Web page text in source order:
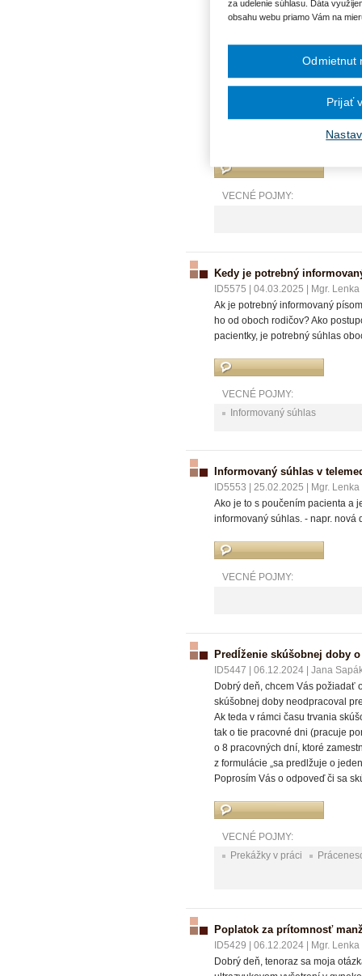
bodu 3. zákona č. 577/
ZS na UPS)?
Ako by sme mali vykladať
za služby súvisiace s
pohotovostnej služby a
konkrétnej ambulancie UPS,
konkrétnej ambulancii?
STAROSTLIVOSTI ako aj v
VECNÉ POJMY:
Kedy je potrebný
ID5575 04.03.2025
Mgr.
Ak je potrebný informovaný
ho od oboch rodičov? Ako
pacientky, je potrebný súhlas
VECNÉ POJMY:
Informovaný súhlas
Informovaný súhlas v
ID5553 25.02.2025
Mgr.
Ako je to s poučením pacienta a
informovaný súhlas. - napr. nová
VECNÉ POJMY:
Predĺženie skúšobnej doby
ID5447 06.12.2024
Jana
Dobrý deň, chcem Vás požiadať
skúšobnej doby neodpracoval
Ak teda v rámci času trvania
tak o tie pracovné dni (pracuje
o 8 pracovných dní, ktoré
z formulácie „sa predlžuje o
Poprosím Vás o odpoveď či sa
VECNÉ POJMY:
Prekážky v práci
Poplatok za prítomnosť
ID5429 06.12.2024
Mgr.
Dobrý deň, tenoraz sa moja
za udelenie súhlasu. Dáta
obsahu webu priamo Vám na
Odmietnut
Prijať